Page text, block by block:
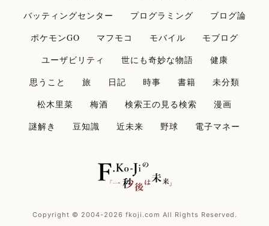
バッティングセンター
プログラミング
ブログ論
ポケモンGO
マフモコ モバイル
モブログ
ユーザビリティ
世にも奇妙な物語
健康
思うこと
旅 日記 時事 書籍
未分類
松木里菜
梅酒 検索王の見る検索
漫画
謎解き
豆知識 近未来 野球 電子マネー
Copyright © 2004-2026 fkoji.com All Rights Reserved.